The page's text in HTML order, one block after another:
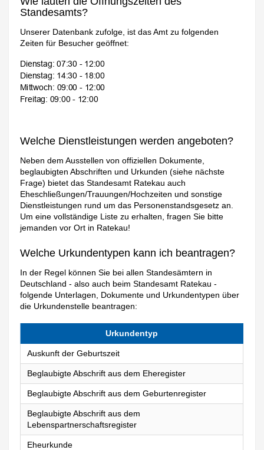
Standesamts?
Unserer Datenbank zufolge, ist das Amt zu folgenden
Zeiten für Besucher geöffnet:
Welche Dienstleistungen werden angeboten?
Neben dem Ausstellen von offiziellen Dokumente,
beglaubigten Abschriften und Urkunden (siehe nächste
Frage) bietet das Standesamt Ratekau auch
Eheschließungen/Trauungen/Hochzeiten und sonstige
Dienstleistungen rund um das Personenstandsgesetz an.
Um eine vollständige Liste zu erhalten, fragen Sie bitte
jemanden vor Ort in Ratekau!
Welche Urkundentypen kann ich beantragen?
In der Regel können Sie bei allen Standesämtern in
Deutschland - also auch beim Standesamt Ratekau -
folgende Unterlagen, Dokumente und Urkundentypen über
die Urkundenstelle beantragen:
Urkundentyp
Auskunft der Geburtszeit
Beglaubigte Abschrift aus dem Eheregister
Beglaubigte Abschrift aus dem Geburtenregister
Beglaubigte Abschrift aus dem
Lebenspartnerschaftsregister
Eheurkunde